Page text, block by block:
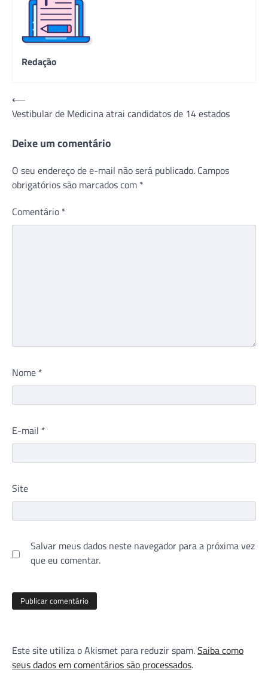
Redação
Navegação
de
Post
⟵
Vestibular de Medicina atrai candidatos de 14 estados
Deixe um comentário
O seu endereço de e-mail não será publicado. Campos
obrigatórios são marcados com *
Comentário *
Nome *
E-mail *
Site
Salvar meus dados neste navegador para a próxima vez
que eu comentar.
Este site utiliza o Akismet para reduzir spam.Saiba como
seus dados em comentários são processados.